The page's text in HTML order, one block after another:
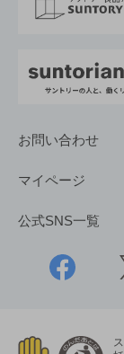
採用情報
お問い合わせ
マイページ
公式SNS一覧